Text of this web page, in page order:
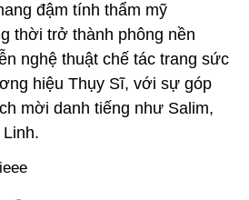
đậm tính thẩm mỹ
thời trở thành phông nền
nghệ thuật chế tác trang sức
hiệu Thụy Sĩ, với sự góp
mời danh tiếng như Salim,